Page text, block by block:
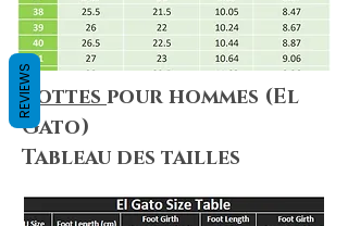
Bottespour hommes (El
Gato)
Tableau des tailles
REVIEWS